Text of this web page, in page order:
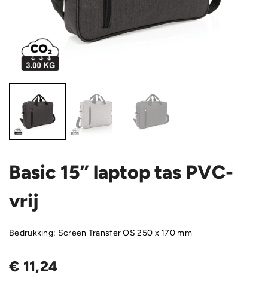
Basic 15” laptop tas PVC-
vrij
Bedrukking: Screen Transfer OS 250 x 170 mm
€ 11,24